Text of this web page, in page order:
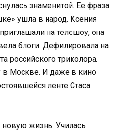
знаменитой. Ее фраза
ушла в народ. Ксения
на телешоу, она
блоги. Дефилировала на
российского триколора.
в Москве. И даже в кино
ленте Стаса
новую жизнь. Училась